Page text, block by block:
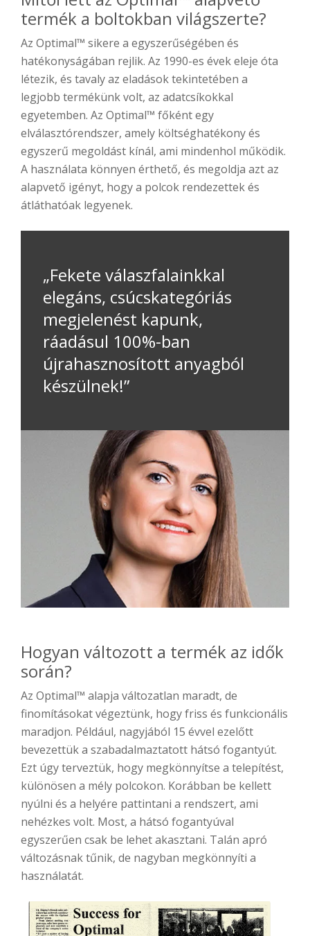
termék a boltokban világszerte?
Az Optimal™ sikere a egyszerűségében és
hatékonyságában rejlik. Az 1990-es évek eleje óta
létezik, és tavaly az eladások tekintetében a
legjobb termékünk volt, az adatcsíkokkal
egyetemben. Az Optimal™ főként egy
elválasztórendszer, amely költséghatékony és
egyszerű megoldást kínál, ami mindenhol működik.
A használata könnyen érthető, és megoldja azt az
alapvető igényt, hogy a polcok rendezettek és
átláthatóak legyenek.
„Fekete válaszfalainkkal
elegáns, csúcskategóriás
megjelenést kapunk,
ráadásul 100%-ban
újrahasznosított anyagból
készülnek!”
Hogyan változott a termék az idők
során?
Az Optimal™ alapja változatlan maradt, de
finomításokat végeztünk, hogy friss és funkcionális
maradjon. Például, nagyjából 15 évvel ezelőtt
bevezettük a szabadalmaztatott hátsó fogantyút.
Ezt úgy terveztük, hogy megkönnyítse a telepítést,
különösen a mély polcokon. Korábban be kellett
nyúlni és a helyére pattintani a rendszert, ami
nehézkes volt. Most, a hátsó fogantyúval
egyszerűen csak be lehet akasztani. Talán apró
változásnak tűnik, de nagyban megkönnyíti a
használatát.